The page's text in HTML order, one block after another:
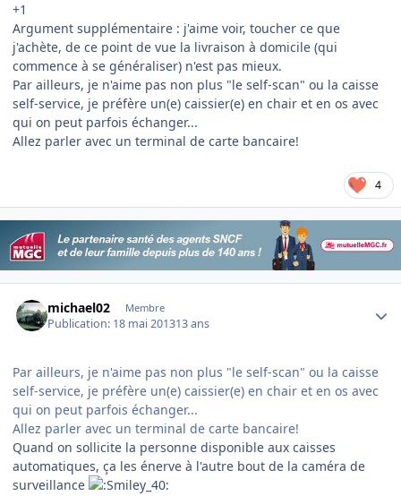
+1
Argument supplémentaire : j'aime voir, toucher ce que
j'achète, de ce point de vue la livraison à domicile (qui
commence à se généraliser) n'est pas mieux.
Par ailleurs, je n'aime pas non plus "le self-scan" ou la caisse
self-service, je préfère un(e) caissier(e) en chair et en os avec
qui on peut parfois échanger...
Allez parler avec un terminal de carte bancaire!
4
michael02 Membre
Publication: 18 mai 201313 ans
Par ailleurs, je n'aime pas non plus "le self-scan" ou la caisse
self-service, je préfère un(e) caissier(e) en chair et en os avec
qui on peut parfois échanger...
Allez parler avec un terminal de carte bancaire!
Quand on sollicite la personne disponible aux caisses
automatiques, ça les énerve à l'autre bout de la caméra de
surveillance